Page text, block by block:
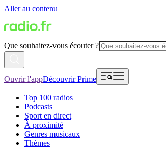
Aller au contenu
Que souhaitez-vous écouter ?
Ouvrir l'appDécouvrir Prime
Top 100 radios
Podcasts
Sport en direct
À proximité
Genres musicaux
Thèmes